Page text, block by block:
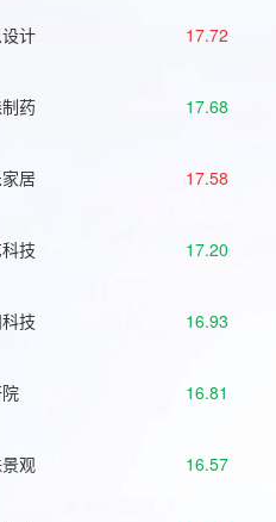
计 17.72
药 17.68
居 17.58
技 17.20
技 16.93
16.81
观 16.57